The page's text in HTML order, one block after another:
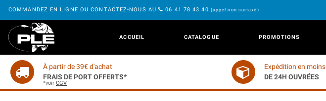
COMMANDEZ EN LIGNE OU CONTACTEZ-NOUS AU 06 41 78 43 40 (appel non surtaxé)
ACCUEIL CATALOGUE PROMOTIONS
À partir de 39€ d'achat
FRAIS DE PORT OFFERTS*
*voir CGV
Expédition en moins
DE 24H OUVRÉES